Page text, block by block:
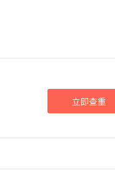
立即查重